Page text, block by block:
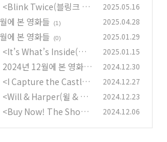
<Blink Twice(블링크 트
2025.05.16
에 본 영화들 (1) 2025.04.28
에 본 영화들 (0) 2025.01.29
<It’s What’s Inside(왓
(0)
2025.01.15
년 12월에 본 영화
해의 영화)
(1)
2024.12.30
<I Capture the Castle
(3)
2024.12.27
<Will & Harper(윌 & 하
2024.12.23
<Buy Now! The Shopp
2024.12.06